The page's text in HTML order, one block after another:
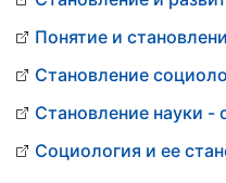
Понятие и
Становление
Становление науки -
Социология и ее